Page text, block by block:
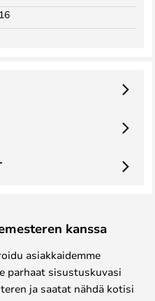
16
kanssa
asiakkaidemme
parhaat sisustuskuvasi
ja saatat nähdä kotisi